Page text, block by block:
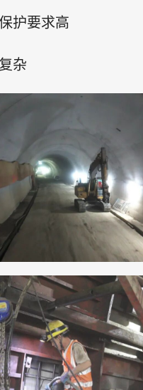
护要求高
杂